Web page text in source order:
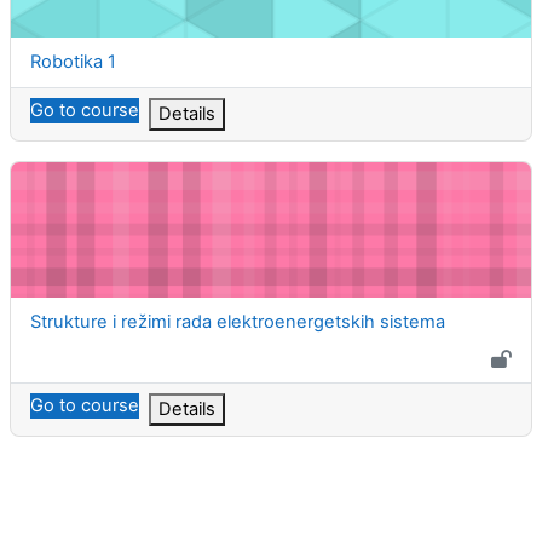
Course name
Robotika 1
Go to course Details
Strukture i režimi rada elektroenergetskih sistema
Course name
Strukture i režimi rada elektroenergetskih sistema
Go to course Details